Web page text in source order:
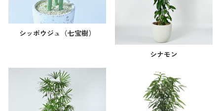
シッポウジュ（七宝樹）
シナモン